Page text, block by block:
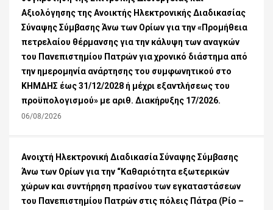
Αξιολόγησης της Ανοικτής Ηλεκτρονικής Διαδικασίας
Σύναψης Σύμβασης Άνω των Ορίων για την «Προμήθεια
πετρελαίου θέρμανσης για την κάλυψη των αναγκών
του Πανεπιστημίου Πατρών για χρονικό διάστημα από
την ημερομηνία ανάρτησης του συμφωνητικού στο
ΚΗΜΔΗΣ έως 31/12/2028 ή μέχρι εξαντλήσεως του
προϋπολογισμού» με αριθ. Διακήρυξης 17/2026.
06/08/2026
Ανοιχτή Ηλεκτρονική Διαδικασία Σύναψης Σύμβασης
Άνω των Ορίων για την “Καθαριότητα εξωτερικών
χώρων και συντήρηση πρασίνου των εγκαταστάσεων
του Πανεπιστημίου Πατρών στις πόλεις Πάτρα (Ρίο –